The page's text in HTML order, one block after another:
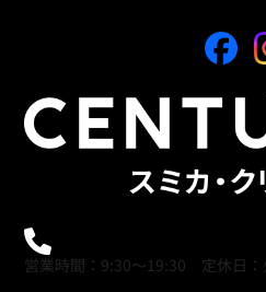
営業時間：9:30～19:30 定休日：